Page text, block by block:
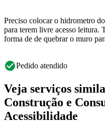
Preciso colocar o hidrometro
para terem livre acesso leitura.
forma de de quebrar o muro
Pedido atendido
Veja serviços
Construção e
Acessibilidade